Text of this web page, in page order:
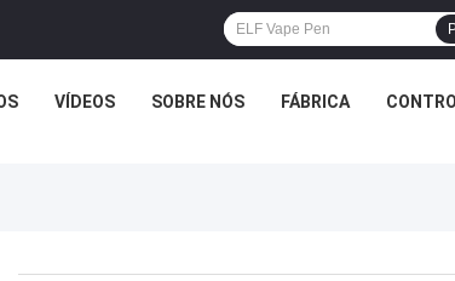
VÍDEOS SOBRE NÓS FÁBRICA